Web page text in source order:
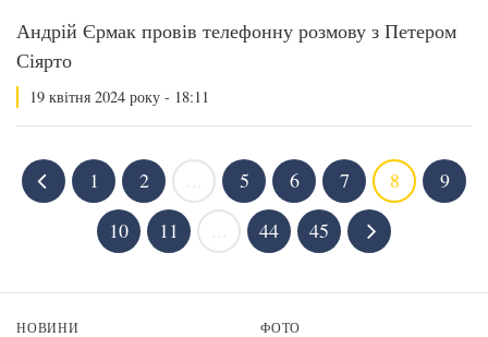
Андрій Єрмак провів телефонну розмову з Петером
Сіярто
19 квітня 2024 року - 18:11
1 2 5 6 7 8
9
10
11 44 45
НОВИНИ ФОТО